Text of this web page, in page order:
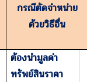
กรณีตัดจำหน่าย
ด้วยวิธีอื่น
ต้องนำมูลค่า
ทรัพย์สินราคา